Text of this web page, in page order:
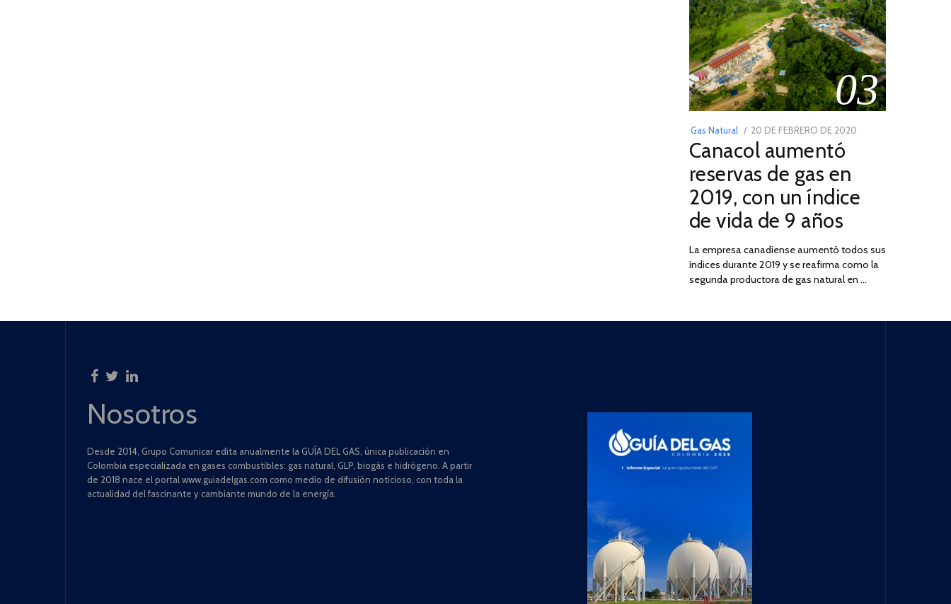
03
Gas Natural
POSTED
ON
20 DE FEBRERO DE 2020
2025
Canacol aumentó
reservas de gas en
2019, con un índice
de vida de 9 años
La empresa canadiense aumentó todos sus
índices durante 2019 y se reafirma como la
segunda productora de gas natural en …
Nosotros
Desde 2014, Grupo Comunicar edita anualmente la GUÍA DEL GAS, única publicación en
Colombia especializada en gases combustibles: gas natural, GLP, biogás e hidrógeno. A partir
de 2018 nace el portal www.guiadelgas.com como medio de difusión noticioso, con toda la
actualidad del fascinante y cambiante mundo de la energía.